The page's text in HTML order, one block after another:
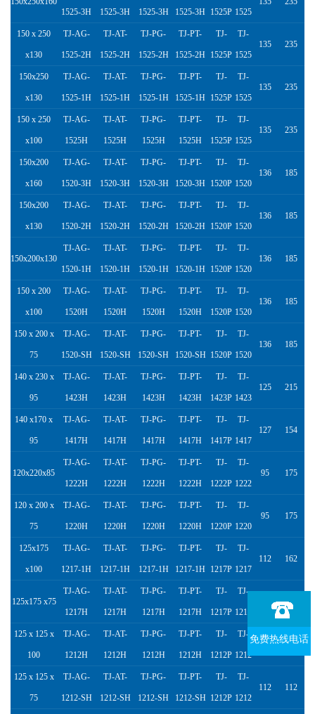
1525-3H
1525-3H 1525-3H 1525-3H 1525P 1525
150 x 250
x130
TJ-AG-
1525-2H
TJ-AT-
1525-2H
TJ-PG-
1525-2H
TJ-PT-
1525-2H
TJ-
1525P
TJ-
1525
135 235
150x250
x130
TJ-AG-
1525-1H
TJ-AT-
1525-1H
TJ-PG-
1525-1H
TJ-PT-
1525-1H
TJ-
1525P
TJ-
1525
135 235
150 x 250
x100
TJ-AG-
1525H
TJ-AT-
1525H
TJ-PG-
1525H
TJ-PT-
1525H
TJ-
1525P
TJ-
1525
135 235
150x200
x160
TJ-AG-
1520-3H
TJ-AT-
1520-3H
TJ-PG-
1520-3H
TJ-PT-
1520-3H
TJ-
1520P
TJ-
1520
136 185
150x200
x130
TJ-AG-
1520-2H
TJ-AT-
1520-2H
TJ-PG-
1520-2H
TJ-PT-
1520-2H
TJ-
1520P
TJ-
1520
136 185
150x200x130
TJ-AG-
1520-1H
TJ-AT-
1520-1H
TJ-PG-
1520-1H
TJ-PT-
1520-1H
TJ-
1520P
TJ-
1520
136 185
150 x 200
x100
TJ-AG-
1520H
TJ-AT-
1520H
TJ-PG-
1520H
TJ-PT-
1520H
TJ-
1520P
TJ-
1520
136 185
150 x 200 x
75
TJ-AG-
1520-SH
TJ-AT-
1520-SH
TJ-PG-
1520-SH
TJ-PT-
1520-SH
TJ-
1520P
TJ-
1520
136 185
140 x 230 x
95
TJ-AG-
1423H
TJ-AT-
1423H
TJ-PG-
1423H
TJ-PT-
1423H
TJ-
1423P
TJ-
1423
125 215
140 x170 x
95
TJ-AG-
1417H
TJ-AT-
1417H
TJ-PG-
1417H
TJ-PT-
1417H
TJ-
1417P
TJ-
1417
127 154
120x220x85
TJ-AG-
1222H
TJ-AT-
1222H
TJ-PG-
1222H
TJ-PT-
1222H
TJ-
1222P
TJ-
1222
95 175
120 x 200 x
75
TJ-AG-
1220H
TJ-AT-
1220H
TJ-PG-
1220H
TJ-PT-
1220H
TJ-
1220P
TJ-
1220
95 175
125x175
x100
TJ-AG-
1217-1H
TJ-AT-
1217-1H
TJ-PG-
1217-1H
TJ-PT-
1217-1H
TJ-
1217P
TJ-
1217
112 162
125x175 x75
TJ-AG-
1217H
TJ-AT-
1217H
TJ-PG-
1217H
TJ-PT-
1217H
TJ-
1217P
TJ-
1217
162
125 x 125 x
100
TJ-AG-
1212H
TJ-AT-
1212H
TJ-PG-
1212H
TJ-PT-
1212H
TJ-
1212P
TJ-
1212
112 112
125 x 125 x
75
TJ-AG-
1212-SH
TJ-AT-
1212-SH
TJ-PG-
1212-SH
TJ-PT-
1212-SH
TJ-
1212P
TJ-
1212
112 112
免费热线电话